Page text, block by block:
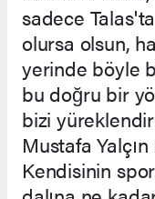
sadece
olursa olsun,
yerinde böyle
bu doğru bir
bizi
Mustafa
Kendisinin